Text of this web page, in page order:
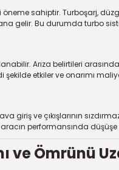
öneme sahiptir. Turboşarj,
gelir. Bu durumda turbo
Arıza belirtileri
şekilde etkiler ve onarımı
giriş ve çıkışlarının
performansında düşüşe
ve Ömrünü